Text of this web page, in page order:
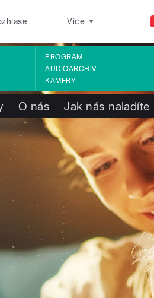
Více
PROGRAM
AUDIOARCHIV
KAMERY
O nás Jak nás naladíte